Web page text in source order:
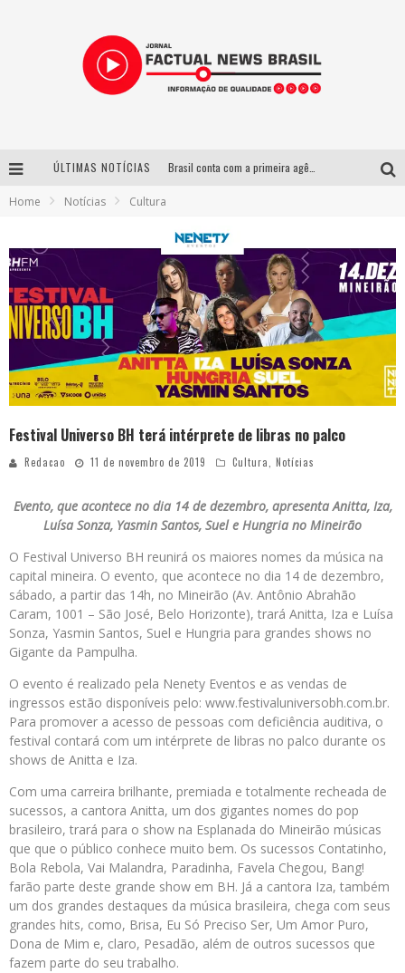
ÚLTIMAS NOTÍCIAS
Home Notícias Cultura
Festival Universo BH terá intérprete de libras no palco
Redacao 11 de novembro de 2019 Cultura Notícias
Evento, que acontece no dia 14 de dezembro, apresenta Anitta, Iza,
Luísa Sonza, Yasmin Santos, Suel e Hungria no Mineirão
O Festival Universo BH reunirá os maiores nomes da música na
capital mineira. O evento, que acontece no dia 14 de dezembro,
sábado, a partir das 14h, no Mineirão (Av. Antônio Abrahão
Caram, 1001 – São José, Belo Horizonte), trará Anitta, Iza e Luísa
Sonza, Yasmin Santos, Suel e Hungria para grandes shows no
Gigante da Pampulha.
O evento é realizado pela Nenety Eventos e as vendas de
ingressos estão disponíveis pelo: www.festivaluniversobh.com.br.
Para promover a acesso de pessoas com deficiência auditiva, o
festival contará com um intérprete de libras no palco durante os
shows de Anitta e Iza.
Com uma carreira brilhante, premiada e totalmente recheada de
sucessos, a cantora Anitta, um dos gigantes nomes do pop
brasileiro, trará para o show na Esplanada do Mineirão músicas
que que o público conhece muito bem. Os sucessos Contatinho,
Bola Rebola, Vai Malandra, Paradinha, Favela Chegou, Bang!
farão parte deste grande show em BH. Já a cantora Iza, também
um dos grandes destaques da música brasileira, chega com seus
grandes hits, como, Brisa, Eu Só Preciso Ser, Um Amor Puro,
Dona de Mim e, claro, Pesadão, além de outros sucessos que
fazem parte do seu trabalho.